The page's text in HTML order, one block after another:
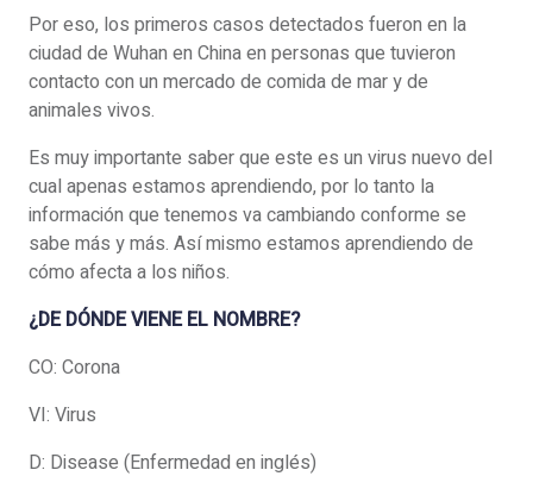
Por eso, los primeros casos detectados fueron en la
ciudad de Wuhan en China en personas que tuvieron
contacto con un mercado de comida de mar y de
animales vivos.
Es muy importante saber que este es un virus nuevo del
cual apenas estamos aprendiendo, por lo tanto la
información que tenemos va cambiando conforme se
sabe más y más. Así mismo estamos aprendiendo de
cómo afecta a los niños.
¿DE DÓNDE VIENE EL NOMBRE?
CO: Corona
VI: Virus
D: Disease (Enfermedad en inglés)